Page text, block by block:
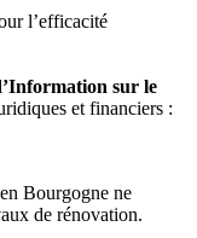
l’efficacité
sur le
et financiers :
Bourgogne ne
de rénovation.